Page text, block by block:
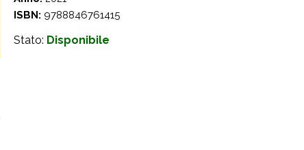
ISBN: 9788846761415
Stato: Disponibile